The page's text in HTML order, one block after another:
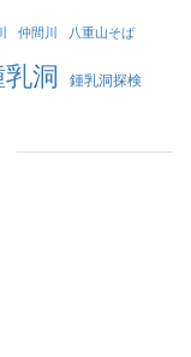
仲間川 八重山そば
洞 鍾乳洞探検